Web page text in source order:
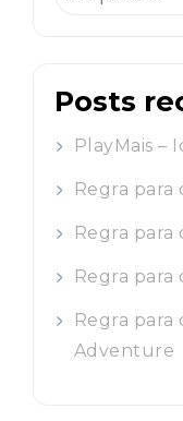
Posts
PlayMais –
Regra para
Regra para
Regra para
Regra para
Adventure